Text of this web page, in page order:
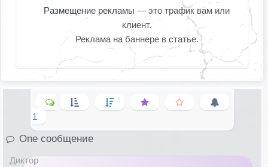
Размещение рекламы — это трафик вам или
клиент.
Реклама на баннере в статье.
1
One сообщение
Диктор